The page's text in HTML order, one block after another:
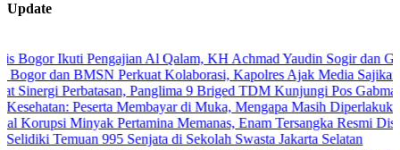
Update
Ikuti Pengajian Al Qalam, KH Achmad Yaudin Sogir dan Gus
dan BMSN Perkuat Kolaborasi, Kapolres Ajak Media Sajikan
Perbatasan, Panglima 9 Briged TDM Kunjungi Pos Gabma
Peserta Membayar di Muka, Mengapa Masih Diperlakukan
Minyak Pertamina Memanas, Enam Tersangka Resmi Diseret ke
Temuan 995 Senjata di Sekolah Swasta Jakarta Selatan